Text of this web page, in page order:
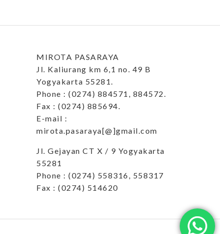
MIROTA PASARAYA
Jl. Kaliurang km 6,1 no. 49 B
Yogyakarta 55281.
Phone : (0274) 884571, 884572.
Fax : (0274) 885694.
E-mail :
mirota.pasaraya[@]gmail.com
Jl. Gejayan CT X / 9 Yogyakarta
55281
Phone : (0274) 558316, 558317
Fax : (0274) 514620